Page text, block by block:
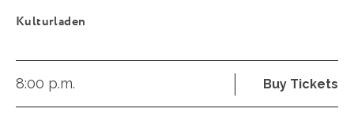
Kulturladen
8:00 p.m. Buy Tickets